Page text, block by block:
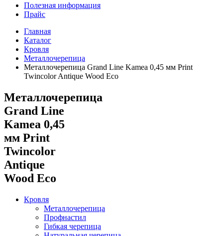
Полезная информация
Прайс
Главная
Каталог
Кровля
Металлочерепица
Металлочерепица Grand Line Kamea 0,45 мм Print
Twincolor Antique Wood Eco
Металлочерепица
Grand Line
Kamea 0,45
мм Print
Twincolor
Antique
Wood Eco
Кровля
Металлочерепица
Профнастил
Гибкая черепица